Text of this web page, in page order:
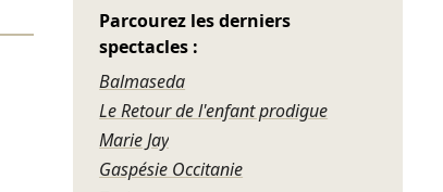
Parcourez les derniers
spectacles :
Balmaseda
Le Retour de l'enfant prodigue
Marie Jay
Gaspésie Occitanie